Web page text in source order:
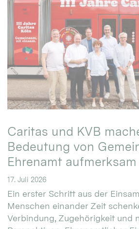
Caritas und KVB
Bedeutung von
Ehrenamt aufmerksam
17. Juli 2026
Ein erster Schritt aus der
Menschen einander Zeit
Verbindung, Zugehörigkeit und